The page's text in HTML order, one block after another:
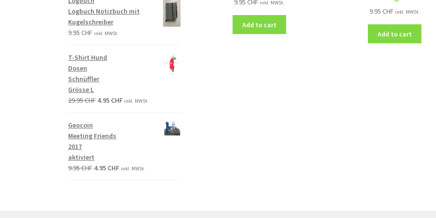
9.95CHF inkl. MWSt.
Add to cart
9.95 CHF inkl. MWSt.
Add to cart
Logbuch Notizbuch mit
Kugelschreiber
9.95CHF inkl. MWSt.
T-Shirt Hund
Dosen
Schnüffler
Grösse L
29.95CHF 4.95 CHF inkl. MWSt.
Geocoin
Meeting Friends
2017
aktiviert
9.95CHF 4.95 CHF inkl. MWSt.